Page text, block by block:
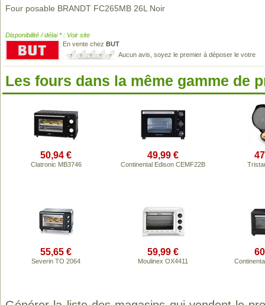
Four posable BRANDT FC265MB 26L Noir
Disponibilité / délai * : Voir site
En vente chez BUT
Aucun avis, soyez le premier à déposer le votre
Les fours dans la même gamme de
50,94 €
Clatronic MB3746
49,99 €
Continental Edison CEMF22B
55,65 €
Severin TO 2064
59,99 €
Moulinex OX4411